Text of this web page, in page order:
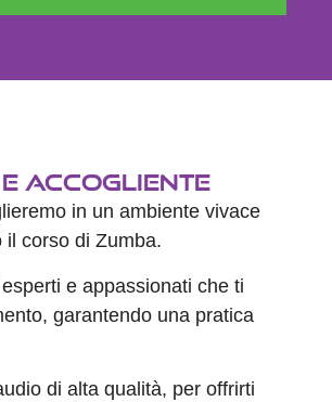
e Accogliente
in un ambiente vivace
corso di Zumba.
e appassionati che ti
garantendo una pratica
di alta qualità, per offrirti